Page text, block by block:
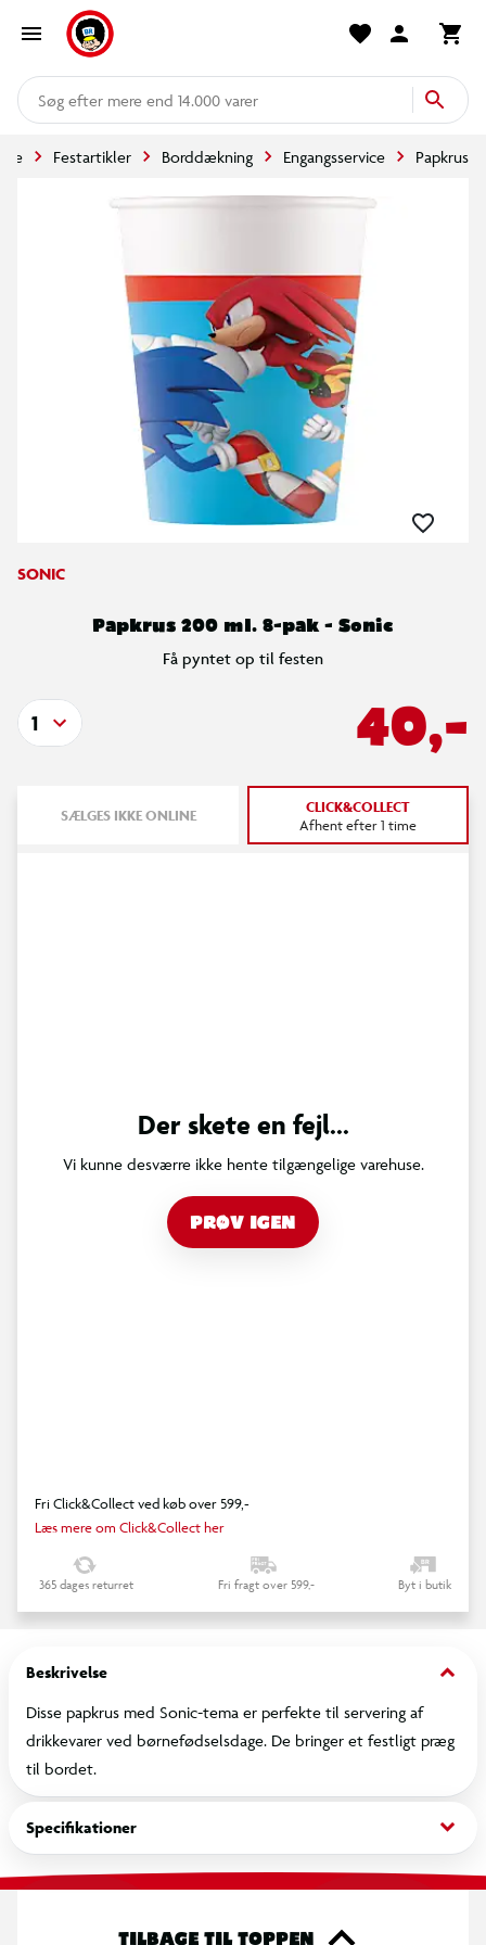
mere end 14.000 varer
Festartikler Borddækning Engangsservice Papkrus
SONIC
Papkrus 200 ml. 8-pak - Sonic
Få pyntet op til festen
40,-
1
SÆLGES IKKE ONLINE CLICK&COLLECT
Afhent efter 1 time
Der skete en fejl...
Vi kunne desværre ikke hente tilgængelige varehuse.
PRØV IGEN
Fri Click&Collect ved køb over 599,-
Læs mere om Click&Collect her
365 dages returret Fri fragt over 599,- Byt i butik
Beskrivelse keyboard_arrow_down
Disse papkrus med Sonic-tema er perfekte til servering af
drikkevarer ved børnefødselsdage. De bringer et festligt præg
til bordet.
Specifikationer keyboard_arrow_down
TILBAGE TIL TOPPEN